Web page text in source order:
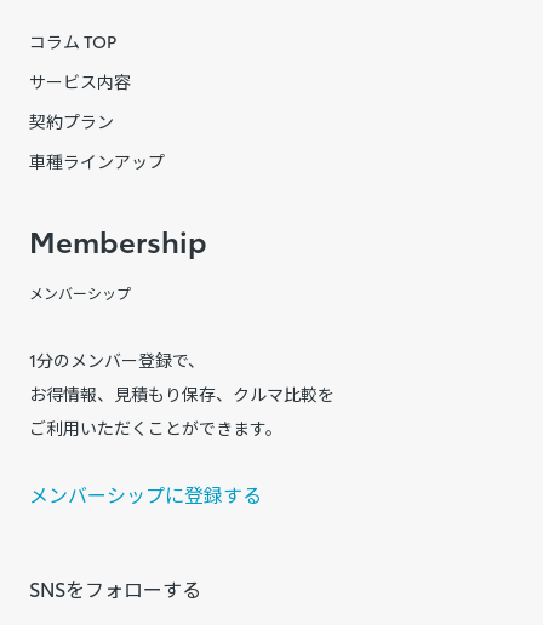
コラム TOP
サービス内容
契約プラン
車種ラインアップ
Membership
メンバーシップ
1分のメンバー登録で、
お得情報、見積もり保存、クルマ比較を
ご利用いただくことができます。
メンバーシップに登録する
SNSをフォローする